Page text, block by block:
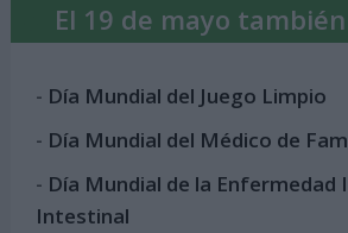
El 19 de mayo
- Día Mundial del Juego Limpio
- Día Mundial del Médico de
- Día Mundial de la
Intestinal